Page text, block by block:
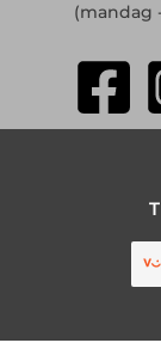
(mandag